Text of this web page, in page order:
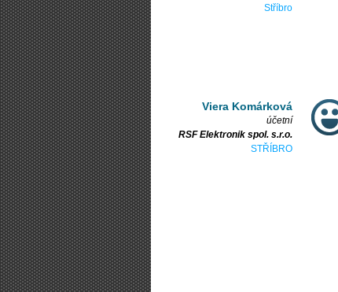
Stříbro
Viera Komárková
účetní
RSF Elektronik spol. s.r.o.
STŘÍBRO